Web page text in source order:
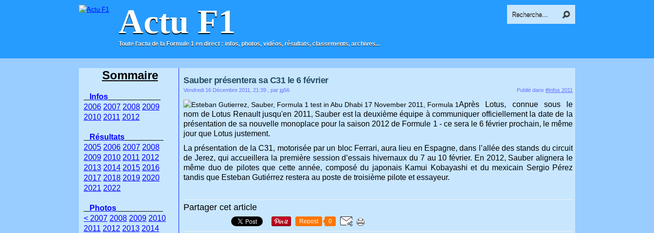
Actu F1
Toute l'actu de la Formule 1 en direct : infos, photos, vidéos, résultats, classements, archives...
ACCUEIL CONTACT
Sauber présentera sa C31 le 6 février
Vendredi 16 Décembre 2011, 21:39 , par jg56 Publié dans #Infos 2011
Après Lotus, connue sous le
nom de Lotus Renault jusqu'en 2011, Sauber est la deuxième équipe à communiquer officiellement la date de la
présentation de sa nouvelle monoplace pour la saison 2012 de Formule 1 - ce sera le 6 février prochain, le même
jour que Lotus justement.
La présentation de la C31, motorisée par un bloc Ferrari, aura lieu en Espagne, dans l’allée des stands du circuit
de Jerez, qui accueillera la première session d’essais hivernaux du 7 au 10 février. En 2012, Sauber alignera le
même duo de pilotes que cette année, composé du japonais Kamui Kobayashi et du mexicain Sergio Pérez
tandis que Esteban Gutiérrez restera au poste de troisième pilote et essayeur.
Partager cet article
Repost 0
Sommaire
Infos
2006 2007 2008 2009
2010 2011 2012
Résultats
2005 2006 2007 2008
2009 2010 2011 2012
2013 2014 2015 2016
2017 2018 2019 2020
2021 2022
Photos
< 2007 2008 2009 2010
2011 2012 2013 2014